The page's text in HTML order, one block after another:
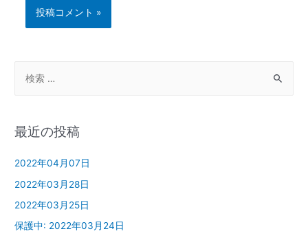
最近の投稿
2022年04月07日
2022年03月28日
2022年03月25日
保護中: 2022年03月24日